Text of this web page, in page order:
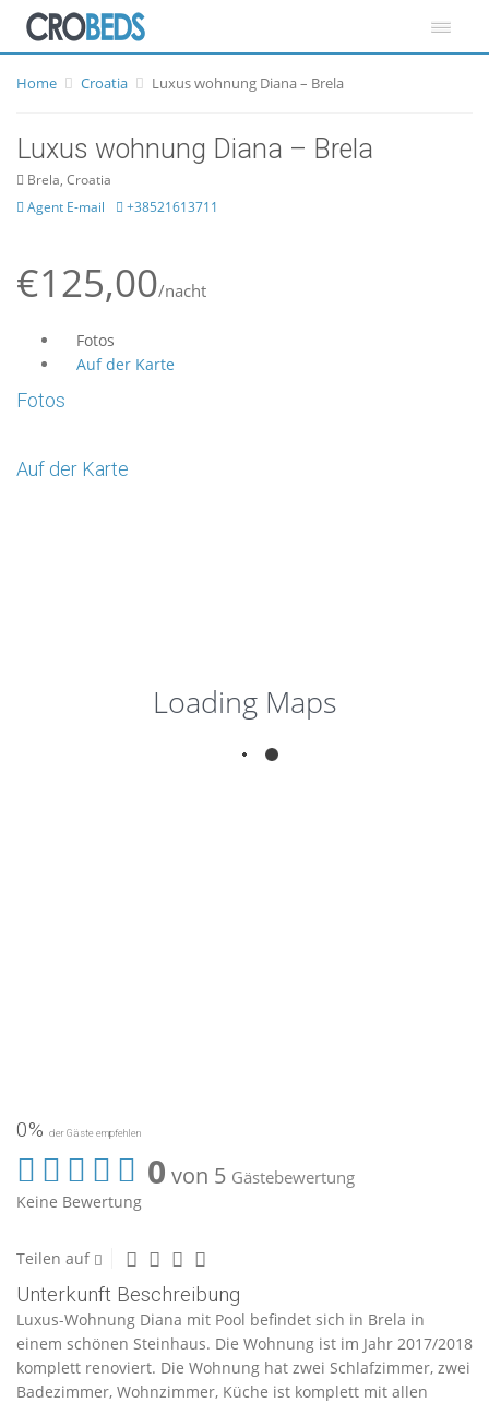
Home Croatia Luxus wohnung Diana – Brela
Luxus wohnung Diana – Brela
Brela, Croatia
Agent E-mail
+38521613711
€125,00/nacht
Fotos
Auf der Karte
Fotos
Auf der Karte
Luxus wohnung Diana
– Brela
Loading Maps
0% der Gäste empfehlen
0 von 5 Gästebewertung
Keine Bewertung
Teilen auf
Unterkunft Beschreibung
Luxus-Wohnung Diana mit Pool befindet sich in Brela in
einem schönen Steinhaus. Die Wohnung ist im Jahr 2017/2018
komplett renoviert. Die Wohnung hat zwei Schlafzimmer, zwei
Badezimmer, Wohnzimmer, Küche ist komplett mit allen